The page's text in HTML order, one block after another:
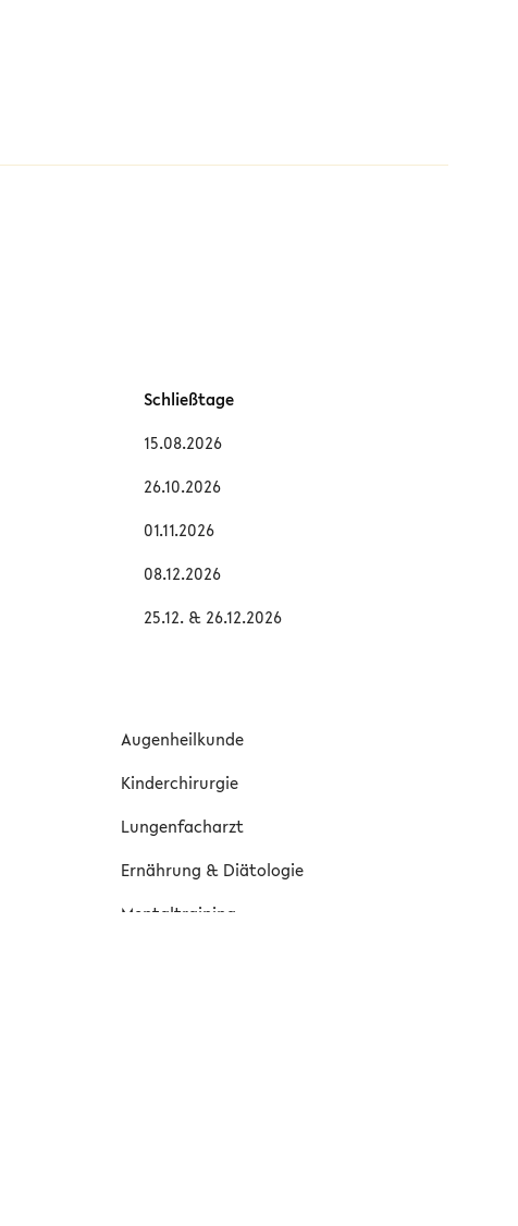
Schließtage
15.08.2026
26.10.2026
01.11.2026
08.12.2026
25.12. & 26.12.2026
Augenheilkunde
Kinderchirurgie
Lungenfacharzt
Ernährung & Diätologie
Mentaltraining